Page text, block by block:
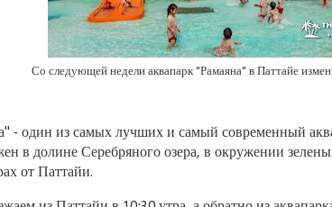
Со следующей недели аквапарк "Рамаяна" в Паттайе
- один из самых лучших и самый современный
в долине Серебряного озера, в окружении
от Паттайи.